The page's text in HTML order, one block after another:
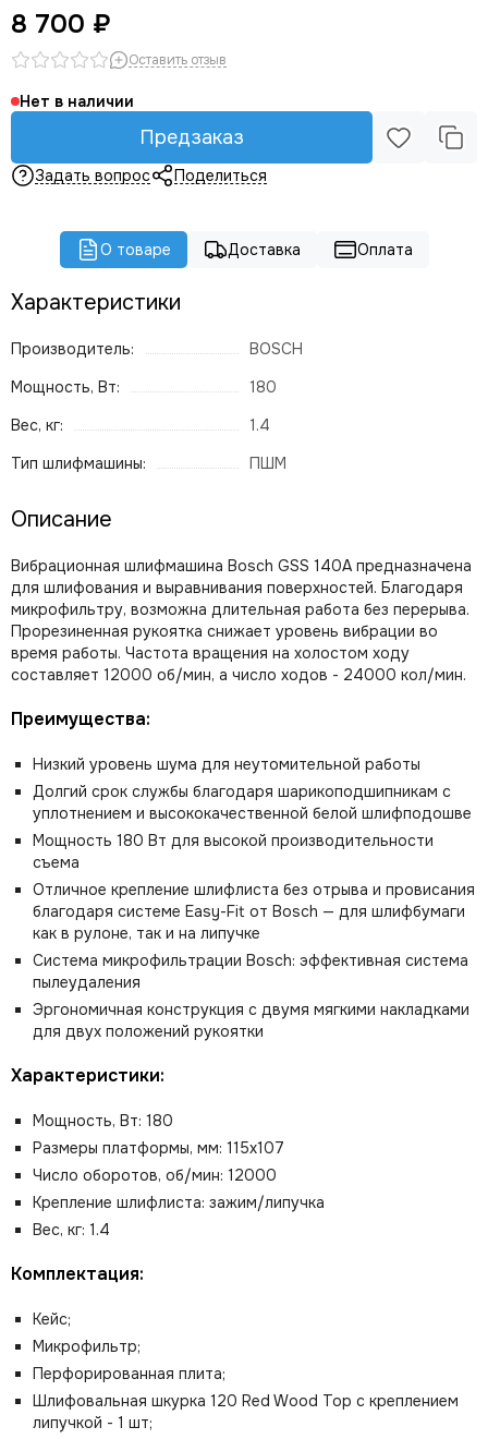
8 700 ₽
Оставить отзыв
Нет в наличии
Предзаказ
Задать вопрос Поделиться
О товаре Доставка Оплата
Характеристики
Производитель:
BOSCH
Мощность, Вт:
180
Вес, кг:
1.4
Тип шлифмашины:
ПШМ
Описание
Вибрационная шлифмашина Bosch GSS 140A предназначена
для шлифования и выравнивания поверхностей. Благодаря
микрофильтру, возможна длительная работа без перерыва.
Прорезиненная рукоятка снижает уровень вибрации во
время работы. Частота вращения на холостом ходу
составляет 12000 об/мин, а число ходов - 24000 кол/мин.
Преимущества:
Низкий уровень шума для неутомительной работы
Долгий срок службы благодаря шарикоподшипникам с
уплотнением и высококачественной белой шлифподошве
Мощность 180 Вт для высокой производительности
съема
Отличное крепление шлифлиста без отрыва и провисания
благодаря системе Easy-Fit от Bosch — для шлифбумаги
как в рулоне, так и на липучке
Система микрофильтрации Bosch: эффективная система
пылеудаления
Эргономичная конструкция с двумя мягкими накладками
для двух положений рукоятки
Характеристики:
Мощность, Вт: 180
Размеры платформы, мм: 115х107
Число оборотов, об/мин: 12000
Крепление шлифлиста: зажим/липучка
Вес, кг: 1.4
Комплектация:
Кейс;
Микрофильтр;
Перфорированная плита;
Шлифовальная шкурка 120 Red Wood Top с креплением
липучкой - 1 шт;